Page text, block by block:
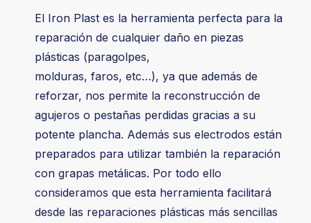
El Iron Plast es la herramienta perfecta para la
reparación de cualquier daño en piezas
plásticas (paragolpes,
molduras, faros, etc…), ya que además de
reforzar, nos permite la reconstrucción de
agujeros o pestañas perdidas gracias a su
potente plancha. Además sus electrodos están
preparados para utilizar también la reparación
con grapas metálicas. Por todo ello
consideramos que esta herramienta facilitará
desde las reparaciones plásticas más sencillas